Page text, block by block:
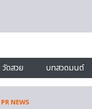
วัดสวย บทสวดมนต์
PR NEWS